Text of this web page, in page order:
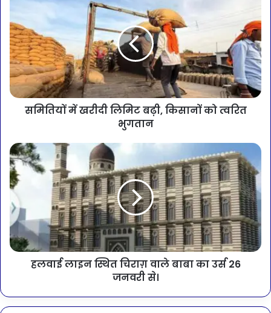
समितियों में खरीदी लिमिट बढ़ी, किसानों को त्वरित
भुगतान
हलवाई लाइन स्थित चिराग़ वाले बाबा का उर्स 26
जनवरी से।